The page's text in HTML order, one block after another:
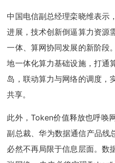
中国电信副总经理栾晓维表示
进展，技术创新倒逼算力资源
一体、算网协同发展的新阶段
地一体化算力基础设施，打通
岛，联动算力与网络的调度，
共享。
此外，Token价值释放也呼唤
副总裁、华为数据通信产品线
必然不再局限于信息层面。数